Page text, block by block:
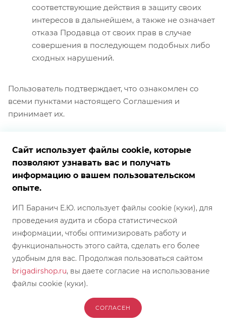
соответствующие действия в защиту своих
интересов в дальнейшем, а также не означает
отказа Продавца от своих прав в случае
совершения в последующем подобных либо
сходных нарушений.
Пользователь подтверждает, что ознакомлен со
всеми пунктами настоящего Соглашения и
принимает их.
Будьте в курсе наших акций и новостей
ПОДПИСАТЬСЯ
ГЛАВНАЯ
КОНТАКТЫ
Сайт использует файлы cookie, которые
позволяют узнавать вас и получать
информацию о вашем пользовательском
опыте.
ИП Баранич Е.Ю. использует файлы cookie (куки), для
проведения аудита и сбора статистической
информации, чтобы оптимизировать работу и
функциональность этого сайта, сделать его более
удобным для вас. Продолжая пользоваться сайтом
brigadirshop.ru, вы даете согласие на использование
файлы cookie (куки).
СОГЛАСЕН